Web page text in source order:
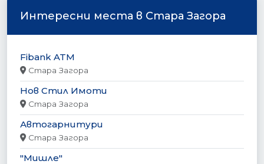
Интересни места в Стара Загора
Fibank ATM
Стара Загора
Нов Стил Имоти
Стара Загора
Автогарнитури
Стара Загора
"Мишле"